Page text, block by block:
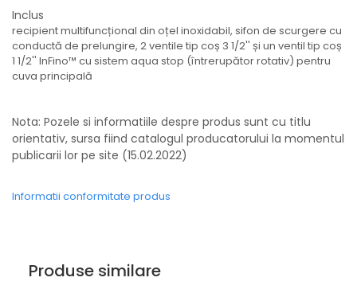
Inclus
recipient multifuncțional din oțel inoxidabil, sifon de scurgere cu
conductă de prelungire, 2 ventile tip coș 3 1/2'' și un ventil tip coș
1 1/2'' InFino™ cu sistem aqua stop (întrerupător rotativ) pentru
cuva principală
Nota: Pozele si informatiile despre produs sunt cu titlu
orientativ, sursa fiind catalogul producatorului la momentul
publicarii lor pe site (15.02.2022)
Informatii conformitate produs
Produse similare